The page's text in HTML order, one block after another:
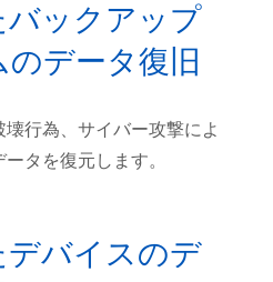
バックアップ
のデータ復旧
壊行為、サイバー攻撃によ
タを復元します。
デバイスのデ